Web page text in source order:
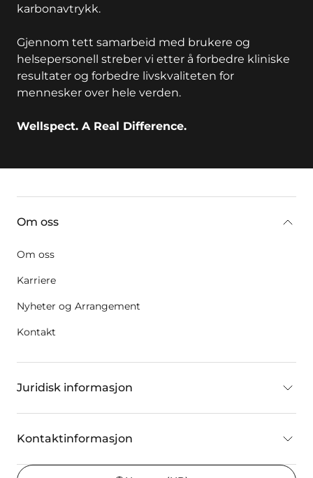
karbonavtrykk.
Gjennom tett samarbeid med brukere og
helsepersonell streber vi etter å forbedre kliniske
resultater og forbedre livskvaliteten for
mennesker over hele verden.
Wellspect. A Real Difference.
Om oss
Om oss
Karriere
Nyheter og Arrangement
Kontakt
Juridisk informasjon
Kontaktinformasjon